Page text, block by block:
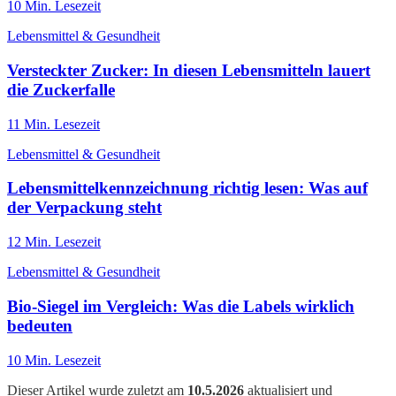
10 Min. Lesezeit
Lebensmittel & Gesundheit
Versteckter Zucker: In diesen Lebensmitteln lauert
die Zuckerfalle
11 Min. Lesezeit
Lebensmittel & Gesundheit
Lebensmittelkennzeichnung richtig lesen: Was auf
der Verpackung steht
12 Min. Lesezeit
Lebensmittel & Gesundheit
Bio-Siegel im Vergleich: Was die Labels wirklich
bedeuten
10 Min. Lesezeit
Dieser Artikel wurde zuletzt am 10.5.2026 aktualisiert und